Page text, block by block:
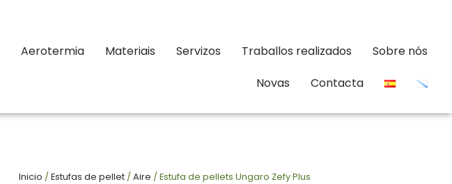
Aerotermia Materiais Servizos Traballos realizados
Sobre nós
Novas
Contacta
Inicio / Estufas de pellet / Aire / Estufa de pellets Ungaro Zefy Plus